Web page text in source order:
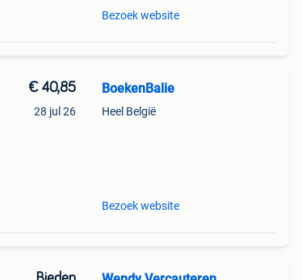
Bezoek website
€ 40,85
28 jul 26
BoekenBalie
Heel België
Bezoek website